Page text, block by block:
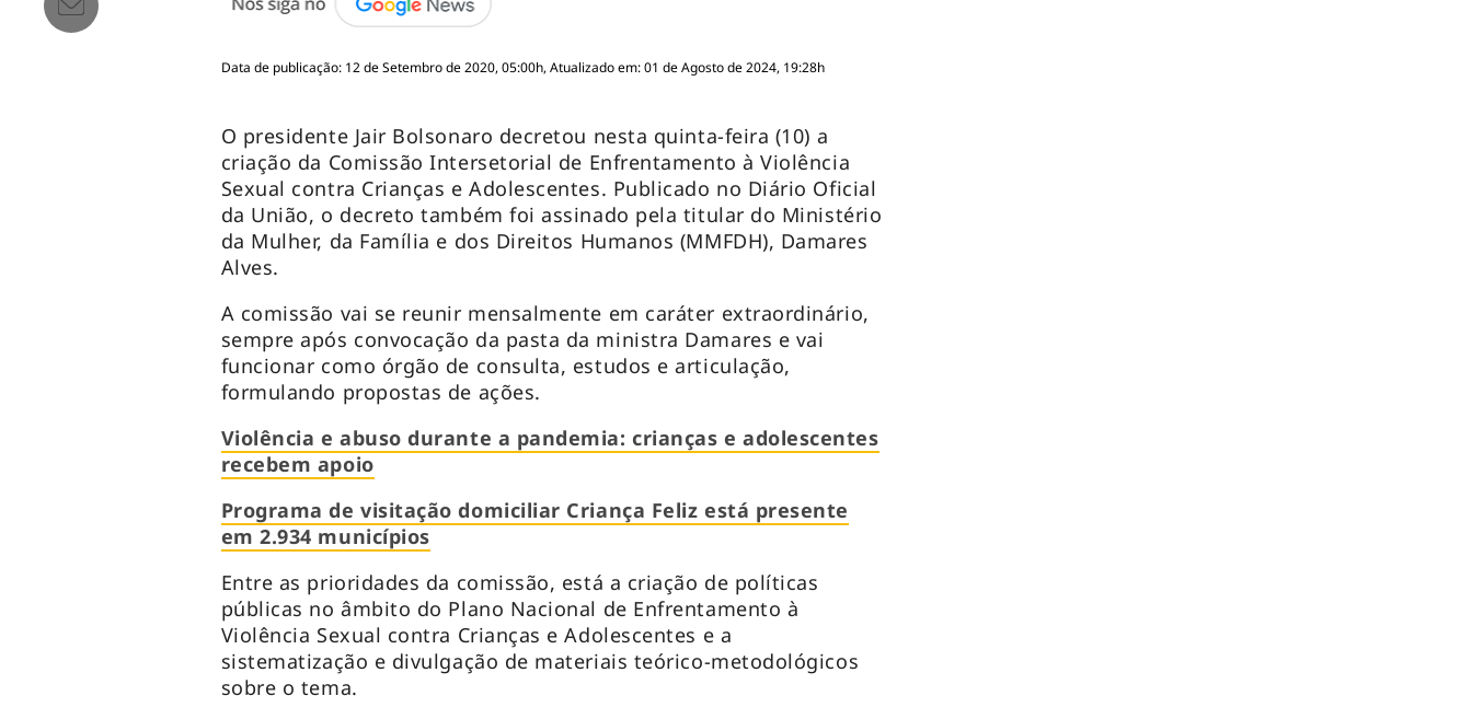
Data de publicação: 12 de Setembro de 2020, 05:00h, Atualizado em: 01 de Agosto de 2024, 19:28h
O presidente Jair Bolsonaro decretou nesta quinta-feira (10) a
criação da Comissão Intersetorial de Enfrentamento à Violência
Sexual contra Crianças e Adolescentes. Publicado no Diário Oficial
da União, o decreto também foi assinado pela titular do Ministério
da Mulher, da Família e dos Direitos Humanos (MMFDH), Damares
Alves.
A comissão vai se reunir mensalmente em caráter extraordinário,
sempre após convocação da pasta da ministra Damares e vai
funcionar como órgão de consulta, estudos e articulação,
formulando propostas de ações.
Violência e abuso durante a pandemia: crianças e adolescentes
recebem apoio
Programa de visitação domiciliar Criança Feliz está presente
em 2.934 municípios
Entre as prioridades da comissão, está a criação de políticas
públicas no âmbito do Plano Nacional de Enfrentamento à
Violência Sexual contra Crianças e Adolescentes e a
sistematização e divulgação de materiais teórico-metodológicos
sobre o tema.